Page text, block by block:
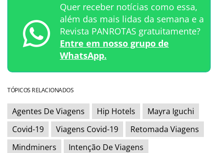
Quer receber notícias como essa,
além das mais lidas da semana e a
Revista PANROTAS gratuitamente?
Entre em nosso grupo de
WhatsApp.
TÓPICOS RELACIONADOS
Agentes De Viagens Hip Hotels
Mayra Iguchi
Covid-19
Viagens Covid-19
Retomada Viagens
Mindminers
Intenção De Viagens